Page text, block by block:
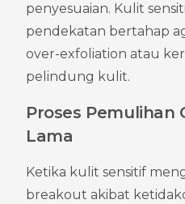
penyesuaian. Kulit
pendekatan bertahap
over-exfoliation atau
pelindung kulit.
Proses Pemulihan
Lama
Ketika kulit sensitif
breakout akibat